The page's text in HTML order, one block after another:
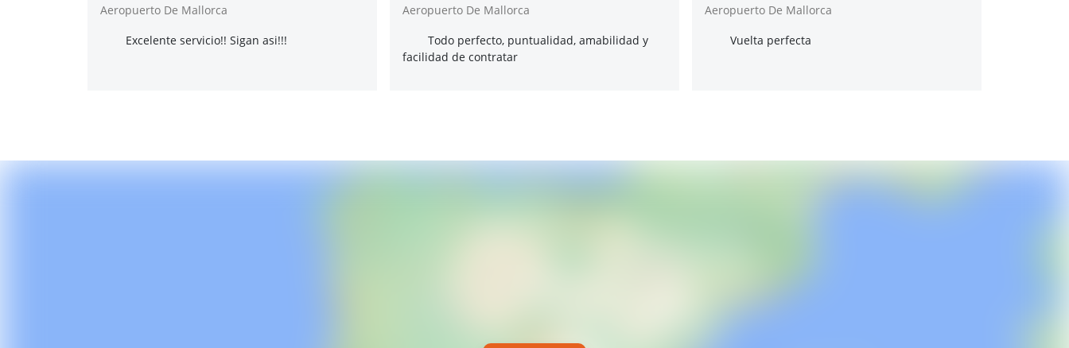
Aeropuerto De Mallorca
Excelente servicio!! Sigan asi!!!
Aeropuerto De Mallorca
Todo perfecto, puntualidad, amabilidad y
facilidad de contratar
Aeropuerto De Mallorca
Vuelta perfecta